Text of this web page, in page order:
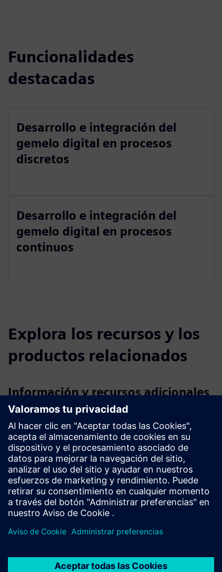
Funcionalidades
destacadas
Desarrollo e integración del
gemelo digital en procesos
discretos
Desarrollo e integración del
gemelo digital en procesos
continuos
Explora los recursos y los
productos relacionados
Información y recursos adicionales
Digitbrain
Simulación y emulación de un taller de pintura de
automóviles
Mejorar la eficiencia energética en el tratamiento terciario
de la EDAR española
Requisitos previos